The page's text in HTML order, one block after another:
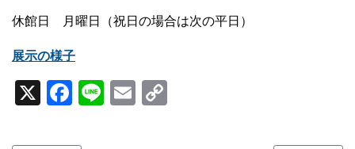
休館日 月曜日（祝日の場合は次の平日）
展示の様子
X Facebook
LineEmail